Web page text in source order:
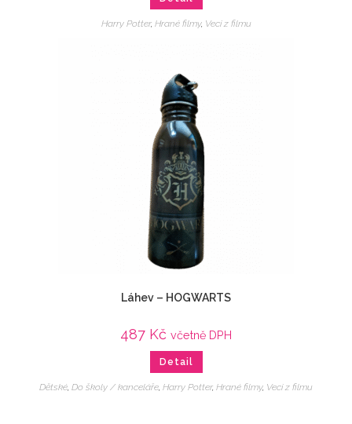
Harry Potter, Hrané filmy, Veci z filmu
Láhev – HOGWARTS
487 Kč včetně DPH
Detail
Dětské, Do školy / kanceláře, Harry Potter, Hrané filmy, Veci z filmu